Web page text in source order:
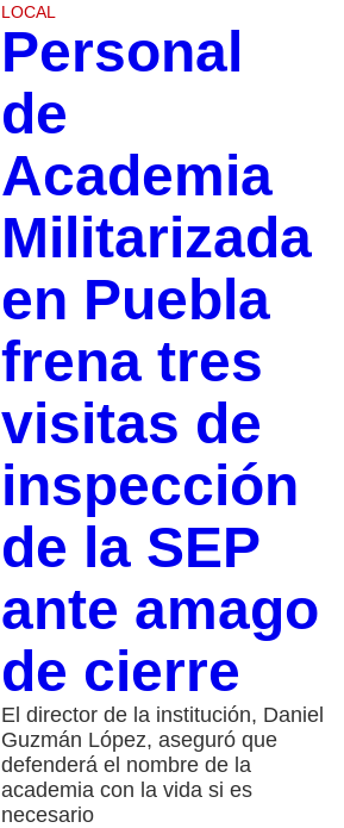
LOCAL
Personal
de
Academia
Militarizada
en Puebla
frena tres
visitas de
inspección
de la SEP
ante amago
de cierre
El director de la institución, Daniel
Guzmán López, aseguró que
defenderá el nombre de la
academia con la vida si es
necesario